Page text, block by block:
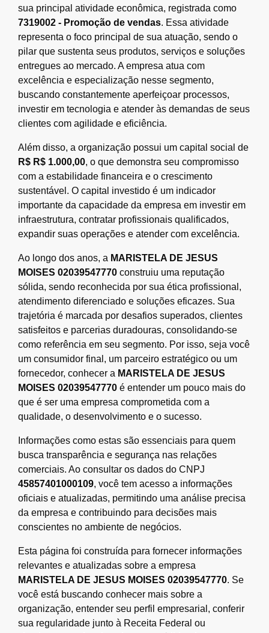
sua principal atividade econômica, registrada como
7319002 - Promoção de vendas. Essa atividade
representa o foco principal de sua atuação, sendo o
pilar que sustenta seus produtos, serviços e soluções
entregues ao mercado. A empresa atua com
excelência e especialização nesse segmento,
buscando constantemente aperfeiçoar processos,
investir em tecnologia e atender às demandas de seus
clientes com agilidade e eficiência.
Além disso, a organização possui um capital social de
R$ R$ 1.000,00, o que demonstra seu compromisso
com a estabilidade financeira e o crescimento
sustentável. O capital investido é um indicador
importante da capacidade da empresa em investir em
infraestrutura, contratar profissionais qualificados,
expandir suas operações e atender com excelência.
Ao longo dos anos, a MARISTELA DE JESUS
MOISES 02039547770 construiu uma reputação
sólida, sendo reconhecida por sua ética profissional,
atendimento diferenciado e soluções eficazes. Sua
trajetória é marcada por desafios superados, clientes
satisfeitos e parcerias duradouras, consolidando-se
como referência em seu segmento. Por isso, seja você
um consumidor final, um parceiro estratégico ou um
fornecedor, conhecer a MARISTELA DE JESUS
MOISES 02039547770 é entender um pouco mais do
que é ser uma empresa comprometida com a
qualidade, o desenvolvimento e o sucesso.
Informações como estas são essenciais para quem
busca transparência e segurança nas relações
comerciais. Ao consultar os dados do CNPJ
45857401000109, você tem acesso a informações
oficiais e atualizadas, permitindo uma análise precisa
da empresa e contribuindo para decisões mais
conscientes no ambiente de negócios.
Esta página foi construída para fornecer informações
relevantes e atualizadas sobre a empresa
MARISTELA DE JESUS MOISES 02039547770. Se
você está buscando conhecer mais sobre a
organização, entender seu perfil empresarial, conferir
sua regularidade junto à Receita Federal ou